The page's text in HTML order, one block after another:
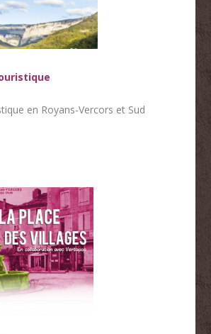
en Royans-Vercors et Sud